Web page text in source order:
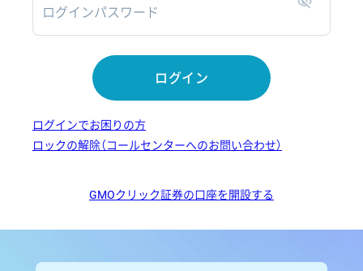
ログインパスワード
ログイン
ログインでお困りの方
ロックの解除（コールセンターへのお問い合わせ）
GMOクリック証券の口座を開設する